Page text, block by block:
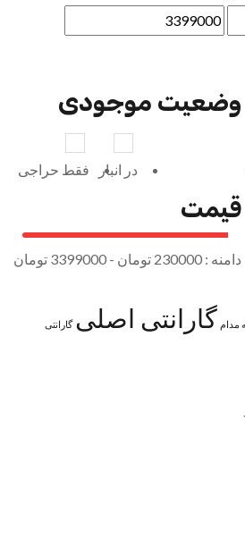
وضعیت موجودی
فقط حراجی در انبار
قیمت
دامنه : 230000 تومان - 3399000 تومان
گارانتی اصلی گارانتی